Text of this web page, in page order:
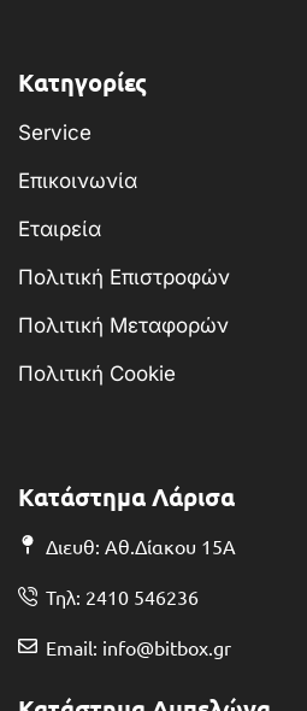
Κατηγορίες
Service
Επικοινωνία
Εταιρεία
Πολιτική Επιστροφών
Πολιτική Μεταφορών
Πολιτική Cookie
Κατάστημα Λάρισα
Διευθ: Αθ.Δίακου 15Α
Τηλ: 2410 546236
Email: info@bitbox.gr